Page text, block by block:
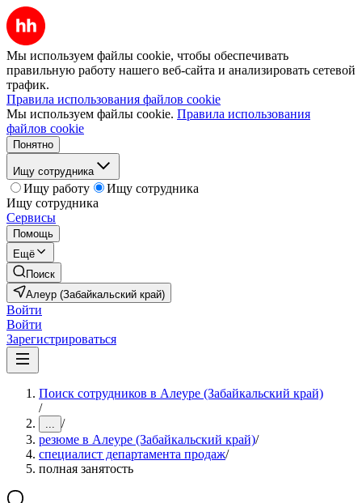
Мы используем файлы cookie, чтобы обеспечивать
правильную работу нашего веб-сайта и анализировать сетевой
трафик.
Правила использования файлов cookie
Мы используем файлы cookie. Правила использования
файлов cookie
Понятно
Ищу сотрудника
Ищу работу
Ищу сотрудника
Ищу сотрудника
Сервисы
Помощь
Ещё
Поиск
Алеур (Забайкальский край)
Войти
Войти
Зарегистрироваться
Поиск сотрудников в Алеуре (Забайкальский край)
/
... /
резюме в Алеуре (Забайкальский край)/
специалист департамента продаж/
полная занятость